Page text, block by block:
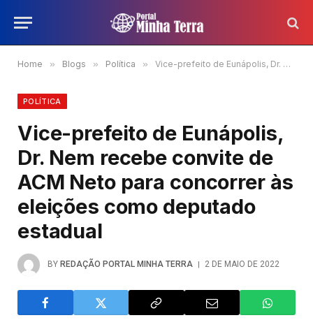
Home » Blogs » Política » Vice-prefeito de Eunápolis, Dr. Nem recebe convite de ACM Neto para concorrer às eleições como deputado estadual
POLÍTICA
Vice-prefeito de Eunápolis,
Dr. Nem recebe convite de
ACM Neto para concorrer às
eleições como deputado
estadual
BY REDAÇÃO PORTAL MINHA TERRA 2 DE MAIO DE 2022